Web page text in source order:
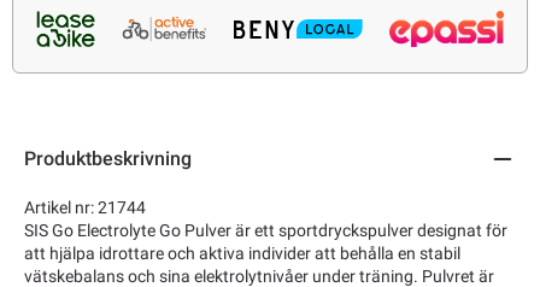
Produktbeskrivning
Artikel nr: 21744
SIS Go Electrolyte Go Pulver är ett sportdryckspulver designat för
att hjälpa idrottare och aktiva individer att behålla en stabil
vätskebalans och sina elektrolytnivåer under träning. Pulvret är